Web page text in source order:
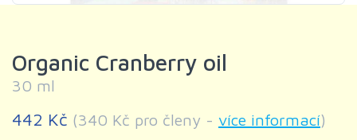
Organic Cranberry oil
30 ml
442 Kč (340 Kč pro členy - více informací)